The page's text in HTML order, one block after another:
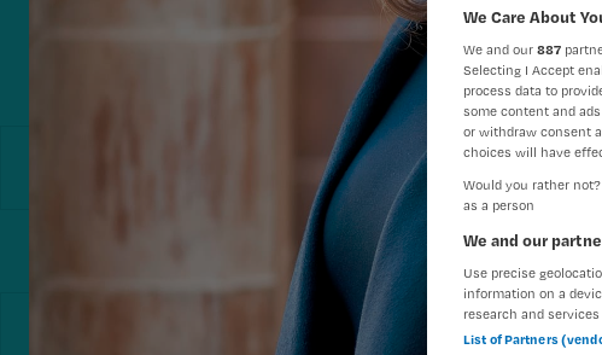
We Care About
We and our 887
Selecting I Accept
process data to
some content and
or withdraw consent
choices will have
Would you rather
as a person
We and our
Use precise
information on a
research and
List of Partners